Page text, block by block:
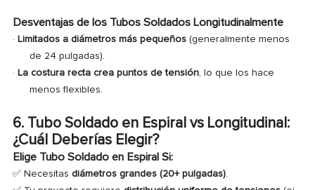
Desventajas de los Tubos Soldados Longitudinalmente
· Limitados a diámetros más pequeños(generalmente menos
de 24 pulgadas).
· La costura recta crea puntos de tensión, lo que los hace
menos flexibles.
6. Tubo Soldado en Espiral vs Longitudinal:
¿Cuál Deberías Elegir?
Elige Tubo Soldado en Espiral Si:
✅ Necesitas diámetros grandes (20+ pulgadas).